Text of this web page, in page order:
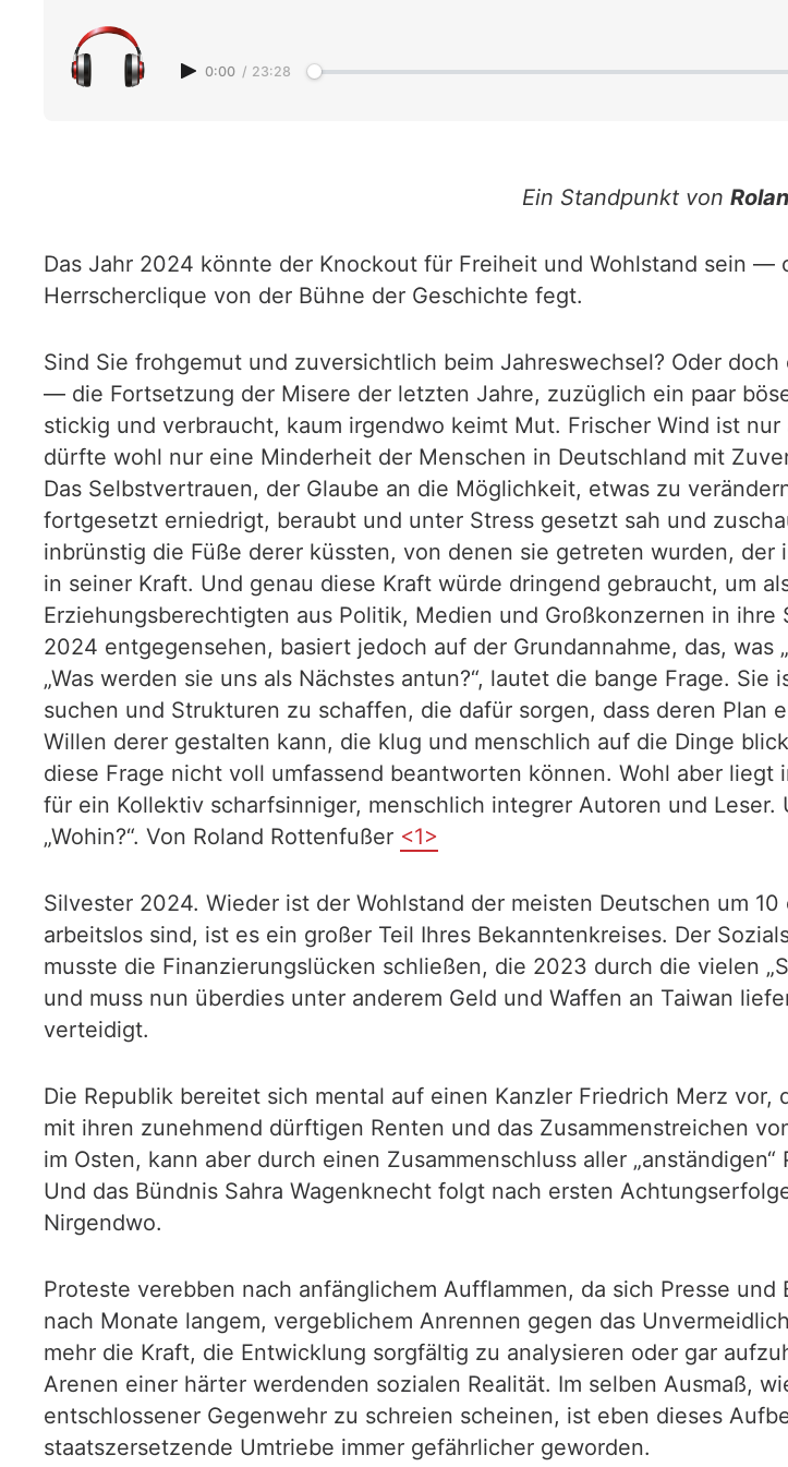
0:00 / 23:28
Ein Standpunkt von
Das Jahr 2024 könnte der Knockout für Freiheit und Wohlstand sein
Herrscherclique von der Bühne der Geschichte fegt.
Sind Sie frohgemut und zuversichtlich beim Jahreswechsel? Oder
— die Fortsetzung der Misere der letzten Jahre, zuzüglich ein paar
stickig und verbraucht, kaum irgendwo keimt Mut. Frischer Wind ist
dürfte wohl nur eine Minderheit der Menschen in Deutschland mit
Das Selbstvertrauen, der Glaube an die Möglichkeit, etwas zu
fortgesetzt erniedrigt, beraubt und unter Stress gesetzt sah und
inbrünstig die Füße derer küssten, von denen sie getreten wurden,
in seiner Kraft. Und genau diese Kraft würde dringend gebraucht, um
Erziehungsberechtigten aus Politik, Medien und Großkonzernen in
2024 entgegensehen, basiert jedoch auf der Grundannahme, das,
„Was werden sie uns als Nächstes antun?“, lautet die bange Frage.
suchen und Strukturen zu schaffen, die dafür sorgen, dass deren
Willen derer gestalten kann, die klug und menschlich auf die Dinge
diese Frage nicht voll umfassend beantworten können. Wohl aber
für ein Kollektiv scharfsinniger, menschlich integrer Autoren und
„Wohin?“. Von Roland Rottenfußer <1>
Silvester 2024. Wieder ist der Wohlstand der meisten Deutschen um
arbeitslos sind, ist es ein großer Teil Ihres Bekanntenkreises. Der
musste die Finanzierungslücken schließen, die 2023 durch die vielen
und muss nun überdies unter anderem Geld und Waffen an Taiwan
verteidigt.
Die Republik bereitet sich mental auf einen Kanzler Friedrich Merz
mit ihren zunehmend dürftigen Renten und das Zusammenstreichen
im Osten, kann aber durch einen Zusammenschluss aller
Und das Bündnis Sahra Wagenknecht folgt nach ersten
Nirgendwo.
Proteste verebben nach anfänglichem Aufflammen, da sich Presse
nach Monate langem, vergeblichem Anrennen gegen das
mehr die Kraft, die Entwicklung sorgfältig zu analysieren oder gar
Arenen einer härter werdenden sozialen Realität. Im selben Ausmaß,
entschlossener Gegenwehr zu schreien scheinen, ist eben dieses
staatszersetzende Umtriebe immer gefährlicher geworden.